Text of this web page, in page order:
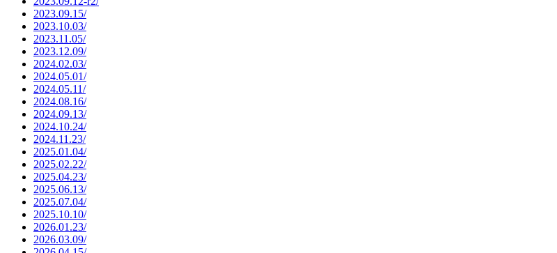
2023.09.15/
2023.10.03/
2023.11.05/
2023.12.09/
2024.02.03/
2024.05.01/
2024.05.11/
2024.08.16/
2024.09.13/
2024.10.24/
2024.11.23/
2025.01.04/
2025.02.22/
2025.04.23/
2025.06.13/
2025.07.04/
2025.10.10/
2026.01.23/
2026.03.09/